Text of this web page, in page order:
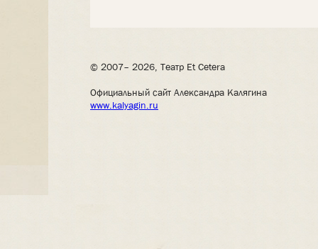
© 2007– 2026, Театр Et Cetera
Официальный сайт Александра Калягина
www.kalyagin.ru